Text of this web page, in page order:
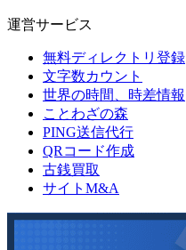
運営サービス
無料ディレクトリ登録
文字数カウント
世界の時間、時差情報
ことわざの森
PING送信代行
QRコード作成
古銭買取
サイトM&A